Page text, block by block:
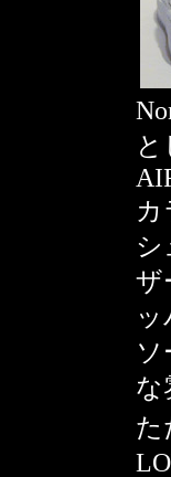
カ
シ
ザ
な
た